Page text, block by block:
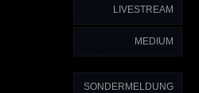
LIVESTREAM
MEDIUM
SONDERMELDUNG